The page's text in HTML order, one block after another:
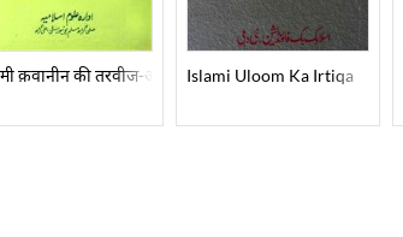
O-Nuqoosh
क़वानीन की तरवीज-ओ-तंक़ीदIslami Uloom Ka Irtiqa